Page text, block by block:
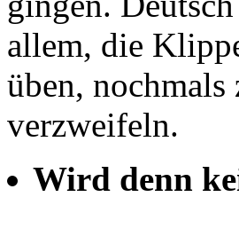
allem, die
üben, nochmals
verzweifeln.
Wird denn